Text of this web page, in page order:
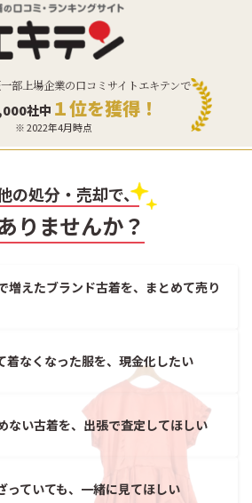
部上場企業の口コミサイトエキテンで
社中 １位を獲得！
※ 2022年4月時点
の処分・売却で、
りませんか？
増えたブランド古着を、まとめて売り
着なくなった服を、現金化したい
ない古着を、出張で査定してほしい
っていても、一緒に見てほしい